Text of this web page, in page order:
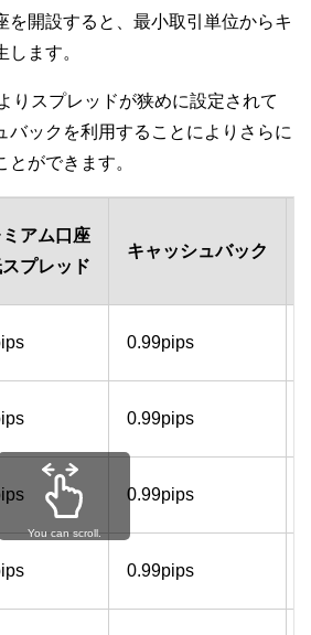
を開設すると、最小取引単位からキ
ます。
りスプレッドが狭めに設定されて
バックを利用することによりさらに
ができます。
アム口座
プレッド
キャッシュバック
0.99pips
0.99pips
0.99pips
0.99pips
You can scroll.